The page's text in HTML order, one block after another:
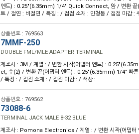
엔드) : 0.25"(6.35mm) 1/4" Quick Connect, 암 / 변환 끝(
트 / 절연 : 비절연 / 특징 : / 접점 소재 : 인청동 / 접점 마감 :
상품번호 : 769563
7MMF-250
DOUBLE FML/MLE ADAPTER TERMINAL
제조사 : 3M / 계열 : / 변환 시작(어댑터 엔드) :
ct, 수(2) / 변환 끝(어댑터 엔드) : 0.25"(6.35mm) 1/4" 빠른
/ 특징 : / 접점 소재 : / 접점 마감 : / 색상 :
상품번호 : 769562
73088-6
TERMINAL JACK MALE 8-32 BLUE
제조사 : Pomona Electronics / 계열 : / 변환 시작(어댑터